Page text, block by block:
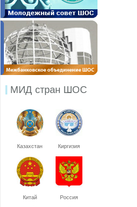
МИД стран ШОС
Казахстан Киргизия
Китай Россия